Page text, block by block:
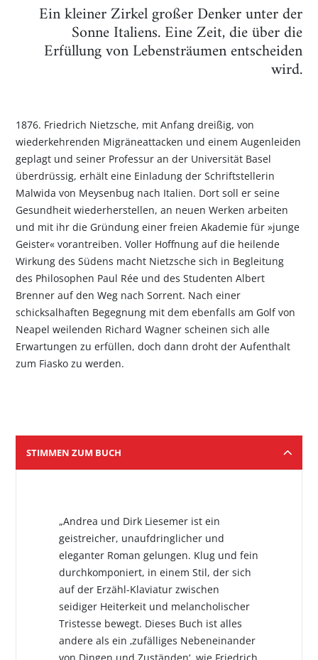
Ein kleiner Zirkel großer Denker unter der
Sonne Italiens. Eine Zeit, die über die
Erfüllung von Lebensträumen entscheiden
wird.
1876. Friedrich Nietzsche, mit Anfang dreißig, von
wiederkehrenden Migräneattacken und einem Augenleiden
geplagt und seiner Professur an der Universität Basel
überdrüssig, erhält eine Einladung der Schriftstellerin
Malwida von Meysenbug nach Italien. Dort soll er seine
Gesundheit wiederherstellen, an neuen Werken arbeiten
und mit ihr die Gründung einer freien Akademie für »junge
Geister« vorantreiben. Voller Hoffnung auf die heilende
Wirkung des Südens macht Nietzsche sich in Begleitung
des Philosophen Paul Rée und des Studenten Albert
Brenner auf den Weg nach Sorrent. Nach einer
schicksalhaften Begegnung mit dem ebenfalls am Golf von
Neapel weilenden Richard Wagner scheinen sich alle
Erwartungen zu erfüllen, doch dann droht der Aufenthalt
zum Fiasko zu werden.
STIMMEN ZUM BUCH
„Andrea und Dirk Liesemer ist ein
geistreicher, unaufdringlicher und
eleganter Roman gelungen. Klug und fein
durchkomponiert, in einem Stil, der sich
auf der Erzähl-Klaviatur zwischen
seidiger Heiterkeit und melancholischer
Tristesse bewegt. Dieses Buch ist alles
andere als ein ‚zufälliges Nebeneinander